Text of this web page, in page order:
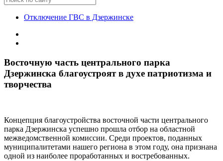
Отключение ГВС в Дзержинске
Восточную часть центрального парка
Дзержинска благоустроят в духе патриотизма и
творчества
Концепция благоустройства восточной части центрального
парка Дзержинска успешно прошла отбор на областной
межведомственной комиссии. Среди проектов, поданных
муниципалитетами нашего региона в этом году, она признана
одной из наиболее проработанных и востребованных.